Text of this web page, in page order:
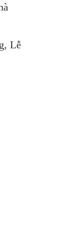
Lễ